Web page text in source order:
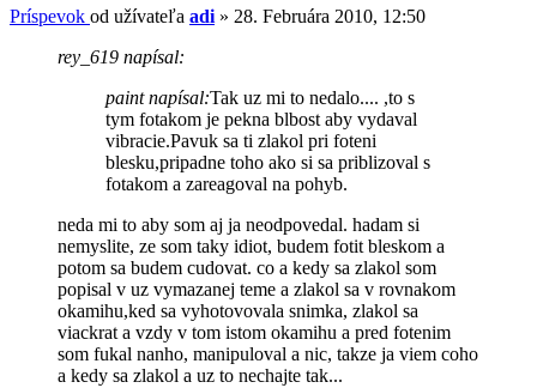
Príspevok od užívateľa adi» 28. Februára 2010, 12:50
rey_619 napísal:
paint napísal:Tak uz mi to nedalo.... ,to s
tym fotakom je pekna blbost aby vydaval
vibracie.Pavuk sa ti zlakol pri foteni
blesku,pripadne toho ako si sa priblizoval s
fotakom a zareagoval na pohyb.
neda mi to aby som aj ja neodpovedal. hadam si
nemyslite, ze som taky idiot, budem fotit bleskom a
potom sa budem cudovat. co a kedy sa zlakol som
popisal v uz vymazanej teme a zlakol sa v rovnakom
okamihu,ked sa vyhotovovala snimka, zlakol sa
viackrat a vzdy v tom istom okamihu a pred fotenim
som fukal nanho, manipuloval a nic, takze ja viem coho
a kedy sa zlakol a uz to nechajte tak...